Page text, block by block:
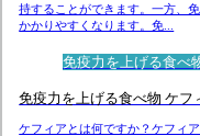
持することができます。一方、
かかりやすくなります。免...
免疫力を上げる食べ
免疫力を上げる食べ物 ケフ
ケフィアとは何ですか？ケフィ